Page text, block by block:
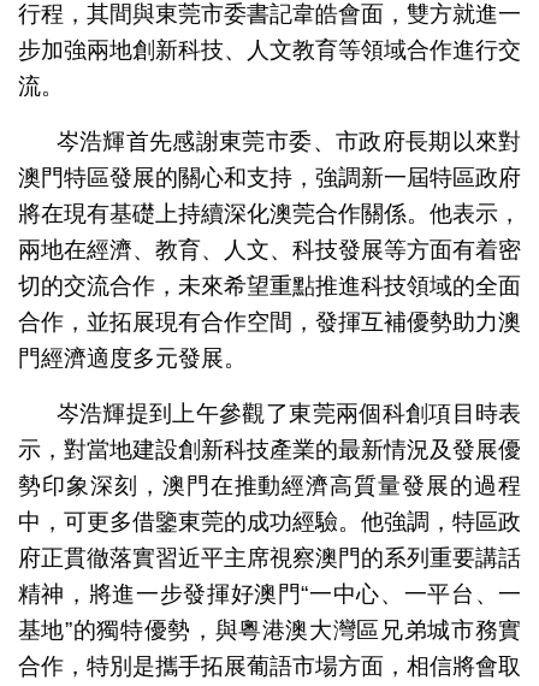
行程，其間與東莞市委書記韋皓會面，雙方就進一
步加強兩地創新科技、人文教育等領域合作進行交
流。
岑浩輝首先感謝東莞市委、市政府長期以來對
澳門特區發展的關心和支持，強調新一屆特區政府
將在現有基礎上持續深化澳莞合作關係。他表示，
兩地在經濟、教育、人文、科技發展等方面有着密
切的交流合作，未來希望重點推進科技領域的全面
合作，並拓展現有合作空間，發揮互補優勢助力澳
門經濟適度多元發展。
岑浩輝提到上午參觀了東莞兩個科創項目時表
示，對當地建設創新科技產業的最新情況及發展優
勢印象深刻，澳門在推動經濟高質量發展的過程
中，可更多借鑒東莞的成功經驗。他強調，特區政
府正貫徹落實習近平主席視察澳門的系列重要講話
精神，將進一步發揮好澳門“一中心、一平台、一
基地”的獨特優勢，與粵港澳大灣區兄弟城市務實
合作，特別是攜手拓展葡語市場方面，相信將會取